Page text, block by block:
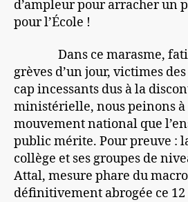
d’ampleur pour arracher un
pour l’École !
Dans ce marasme,
grèves d’un jour, victimes
cap incessants dus à la
ministérielle, nous peinons
mouvement national que
public mérite. Pour preuve :
collège et ses groupes de
Attal, mesure phare du
définitivement abrogée ce 12